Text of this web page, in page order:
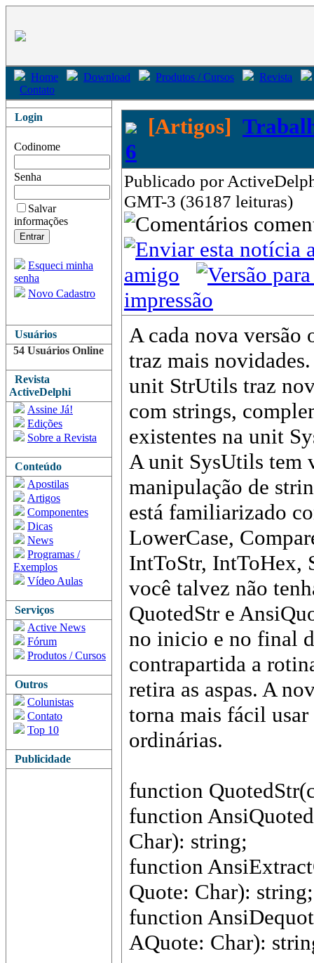
Home Download Produtos / Cursos
Revista
Contato
Login
Codinome
Senha
Salvar
informações
Esqueci minha
senha
Novo Cadastro
Usuários
54 Usuários Online
Revista
ActiveDelphi
Assine Já!
Edições
Sobre a Revista
Conteúdo
Apostilas
Artigos
Componentes
Dicas
News
Programas /
Exemplos
Vídeo Aulas
Serviços
Active News
Fórum
Produtos / Cursos
Outros
Colunistas
Contato
Top 10
Publicidade
[Artigos]
6
Publicado por
GMT-3 (36187 leituras)
amigo
impressão
A cada nova versão
traz mais
unit StrUtils traz
com strings,
existentes na unit
A unit SysUtils tem
manipulação de
está familiarizado
LowerCase,
IntToStr, IntToHex,
você talvez não
QuotedStr e
no inicio e no final
contrapartida a
retira as aspas. A
torna mais fácil
ordinárias.
function
function
Char): string;
function
Quote: Char): string;
function
AQuote: Char):